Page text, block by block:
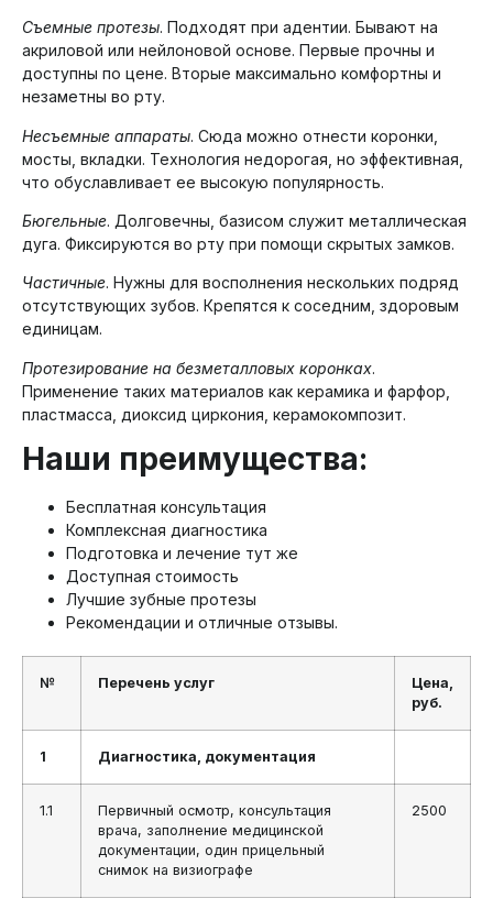
Съемные протезы. Подходят при адентии. Бывают на
акриловой или нейлоновой основе. Первые прочны и
доступны по цене. Вторые максимально комфортны и
незаметны во рту.
Несъемные аппараты. Сюда можно отнести коронки,
мосты, вкладки. Технология недорогая, но эффективная,
что обуславливает ее высокую популярность.
Бюгельные. Долговечны, базисом служит металлическая
дуга. Фиксируются во рту при помощи скрытых замков.
Частичные. Нужны для восполнения нескольких подряд
отсутствующих зубов. Крепятся к соседним, здоровым
единицам.
Протезирование на безметалловых коронках.
Применение таких материалов как керамика и фарфор,
пластмасса, диоксид циркония, керамокомпозит.
Наши преимущества:
Бесплатная консультация
Комплексная диагностика
Подготовка и лечение тут же
Доступная стоимость
Лучшие зубные протезы
Рекомендации и отличные отзывы.
№ Перечень услуг
Цена,
руб.
1 Диагностика, документация
1.1
Первичный осмотр, консультация
врача, заполнение медицинской
документации, один прицельный
снимок на визиографе
2500